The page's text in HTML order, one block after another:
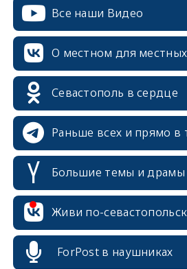
Все наши Видео
О местном для местных
Севастополь в сердце
Раньше всех и прямо в
Большие темы и драмы
Живи по-
ForPost в наушниках